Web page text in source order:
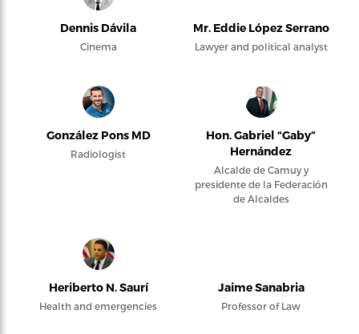
Dennis Dávila
Cinema
Mr. Eddie López Serrano
Lawyer and political analyst
González Pons MD
Radiologist
Hon. Gabriel “Gaby”
Hernández
Alcalde de Camuy y
presidente de la Federación
de Alcaldes
Heriberto N. Saurí
Health and emergencies
Jaime Sanabria
Professor of Law